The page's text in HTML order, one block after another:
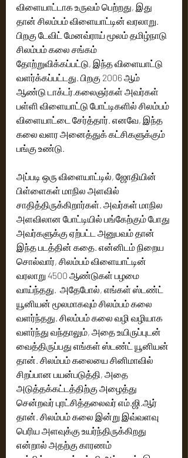
விளையாட்டாக உருவம் பெற்றது, இது
தான் சிலம்பம் விளையாட்டின் வரலாறு.
பிறகு டேவிட் மேனவ்ராய் மூலம் தமிழ்நாடு
சிலம்பம் கலை சங்கம்
தோற்றுவிக்கப்பட்டு, இந்த விளையாட்டு
வளர்க்கப்பட்டது. பிறகு 2006 ஆம்
ஆண்டு டாக்டர்.கலைஞர்கள் அவர்கள்
பள்ளி விளையாட்டு போட்டிகளில் சிலம்பம்
விளையாட்டை சேர்த்தார். எனவே, இந்த
கலை வளர அனைத்துக் கட்சிகளுக்கும்
பங்கு உண்டு.
அப்படி ஒரு விளையாட்டில், ஜோதியின்
பிள்ளைகள் மாநில அளவில்
சாதித்திருக்கிறார்கள். அவர்கள் மாநில
அளவிலான போட்டியில் பங்கேற்கும் போது
அவர்களுக்கு ஏற்பட்ட அனுபவம் தான்
இந்த படத்தின் கதை. என்னிடம் நிறைய
சொல்வார், சிலம்பம் விளையாட்டின்
வரலாறு 4500 ஆண்டுகள் பழமை
வாய்ந்தது.  அதேபோல், எங்கள் ஸ்டண்ட்
யூனியன் மூலமாகவும் சிலம்பம் கலை
வளர்ந்தது. சிலம்பம் கலை வழி வழியாக
வளர்ந்து வந்தாலும், அதை உயிருப்புடன்
வைத்திருப்பது எங்கள் ஸ்டண்ட் யூனியன்
தான். சிலம்பம் கலையை சினிமாவில்
சிறப்பான பயன்படுத்தி, அதை
அடுத்தக்கட்டத்திற்கு அழைத்து
சென்றவர் புரட்சித்தலைவர் எம்.ஜி.ஆர்
தான். சிலம்பம் கலை இன்று இவ்வளவு
பெரிய அளவுக்கு உயர்ந்திருக்கிறது
என்றால் அதற்கு காரணம்